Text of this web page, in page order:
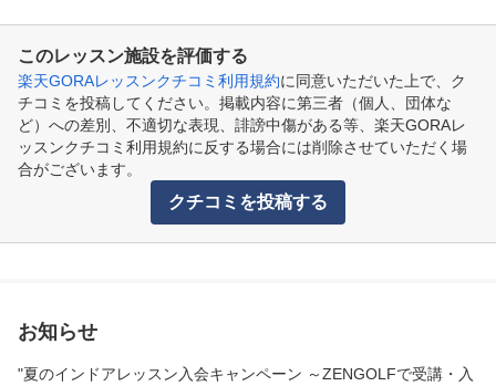
このレッスン施設を評価する
楽天GORAレッスンクチコミ利用規約に同意いただいた上で、ク
チコミを投稿してください。掲載内容に第三者（個人、団体な
ど）への差別、不適切な表現、誹謗中傷がある等、楽天GORAレ
ッスンクチコミ利用規約に反する場合には削除させていただく場
合がございます。
クチコミを投稿する
お知らせ
"夏のインドアレッスン入会キャンペーン ～ZENGOLFで受講・入